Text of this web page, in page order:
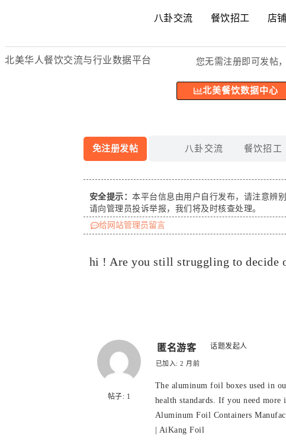
八卦交流 餐饮招工 店
北美华人餐饮交流与行业数据平台 您无需注册即可发帖
北美餐饮数据中心
免注册发帖 八卦交流 餐饮招工
安全提示：本平台信息由用户自行发布，请注意辨
请向管理员投诉举报，我们将及时核查处理。
给网站管理员留言
hi ! Are you still struggling to decide
帖子: 1
匿名游客 话题发起人
已加入: 2 月前
The aluminum foil boxes used in
health standards. If you need
Aluminum Foil Containers
| AiKang Foil